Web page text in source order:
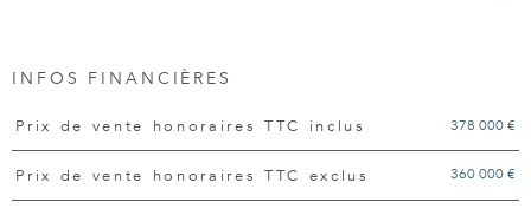
INFOS FINANCIÈRES
Caractéristiques Valeurs
Prix de vente honoraires TTC inclus 378 000 €
Prix de vente honoraires TTC exclus 360 000 €